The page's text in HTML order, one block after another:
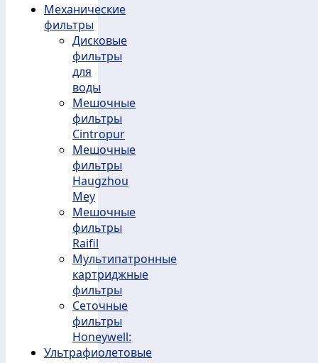
Механические
фильтры
Дисковые
фильтры
для
воды
Мешочные
фильтры
Cintropur
Мешочные
фильтры
Haugzhou
Mey
Мешочные
фильтры
Raifil
Мультипатронные
картриджные
фильтры
Сеточные
фильтры
Honeywell:
Ультрафиолетовые